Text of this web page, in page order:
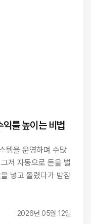
률 높이는 비법
템을 운영하며 수많
저 자동으로 돈을 벌
넣고 돌렸다가 밤잠
2026년 05월 12일